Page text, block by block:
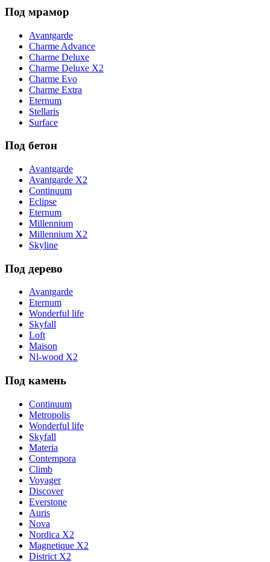
Под мрамор
Avantgarde
Charme Advance
Charme Deluxe
Charme Deluxe X2
Charme Evo
Charme Extra
Eternum
Stellaris
Surface
Под бетон
Avantgarde
Avantgarde X2
Continuum
Eclipse
Eternum
Millennium
Millennium X2
Skyline
Под дерево
Avantgarde
Eternum
Wonderful life
Skyfall
Loft
Maison
Nl-wood X2
Под камень
Continuum
Metropolis
Wonderful life
Skyfall
Materia
Contempora
Climb
Voyager
Discover
Everstone
Auris
Nova
Nordica X2
Magnetique X2
District X2